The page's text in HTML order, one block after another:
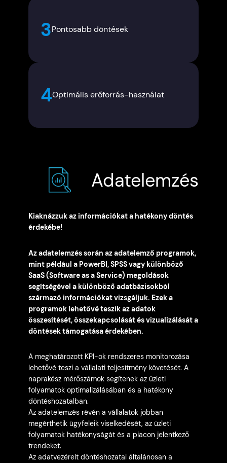
3Pontosabb döntések
4Optimális erőforrás-használat
Adatelemzés
Kiaknázzuk az információkat a hatékony döntés
érdekébe!
Az adatelemzés során az adatelemző programok,
mint például a PowerBI, SPSS vagy különböző
SaaS (Software as a Service) megoldások
segítségével a különböző adatbázisokból
származó információkat vizsgáljuk. Ezek a
programok lehetővé teszik az adatok
összesítését, összekapcsolását és vizualizálását a
döntések támogatása érdekében.
A meghatározott KPI-ok rendszeres monitorozása
lehetővé teszi a vállalati teljesítmény követését. A
naprakész mérőszámok segítenek az üzleti
folyamatok optimalizálásában és a hatékony
döntéshozatalban.
Az adatelemzés révén a vállalatok jobban
megérthetik ügyfeleik viselkedését, az üzleti
folyamatok hatékonyságát és a piacon jelentkező
trendeket.
Az adatvezérelt döntéshozatal általánosan a